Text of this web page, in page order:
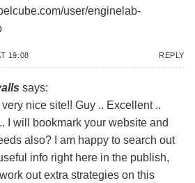
user/enginelab-
19:08 REPLY
says:
nice site!! Guy .. Excellent ..
I will bookmark your website and
also? I am happy to search out
info right here in the publish,
out extra strategies on this